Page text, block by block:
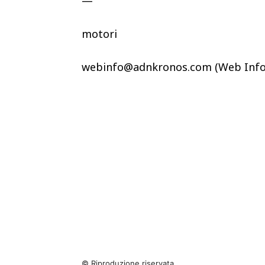
motori
webinfo@adnkronos.com (Web